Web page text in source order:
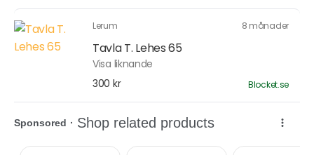
Lerum 8 månader
Tavla T. Lehes 65
Visa liknande
300 kr
Blocket.se